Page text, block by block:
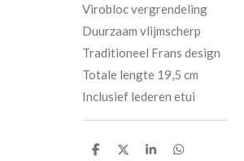
Virobloc vergrendeling
Duurzaam vlijmscherp
Traditioneel Frans design
Totale lengte 19,5 cm
Inclusief lederen etui
D
D
S
D